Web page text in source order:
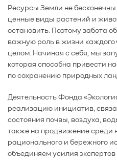
Ресурсы Земли не
ценные виды растений и
остановить. Поэтому забота
важную роль в жизни каждого
целом. Начиная с себя, мы
которая способна привести
по сохранению природных
Деятельность Фонда
реализацию инициатив,
состояния почвы, воздуха,
также на продвижение среди
рационального и бережного
объединяем усилия